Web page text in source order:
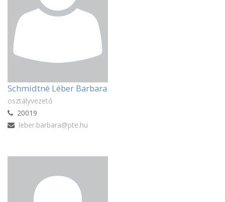
Schmidtné Léber Barbara
osztályvezető
20019
leber.barbara@pte.hu